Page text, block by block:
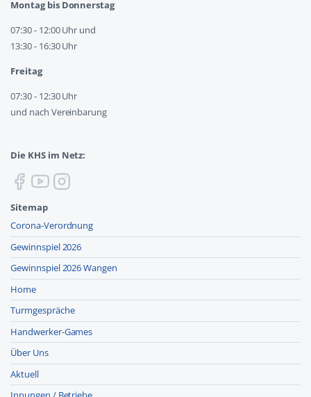
Montag bis Donnerstag
07:30 - 12:00 Uhr und
13:30 - 16:30 Uhr
Freitag
07:30 - 12:30 Uhr
und nach Vereinbarung
Die KHS im Netz:
Sitemap
Corona-Verordnung
Gewinnspiel 2026
Gewinnspiel 2026 Wangen
Home
Turmgespräche
Handwerker-Games
Über Uns
Aktuell